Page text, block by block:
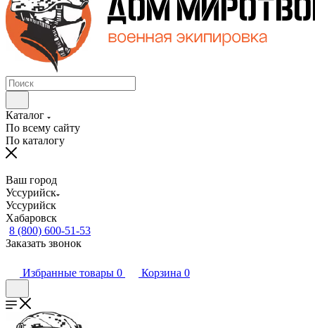
Каталог
По всему сайту
По каталогу
Ваш город
Уссурийск
Уссурийск
Хабаровск
8 (800) 600-51-53
Заказать звонок
Избранные товары 0 Корзина 0